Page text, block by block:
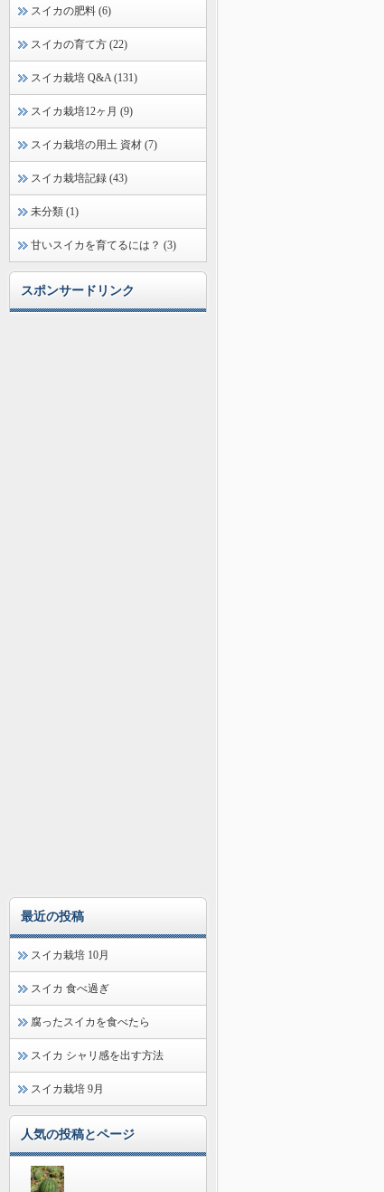
スイカの肥料 (6)
スイカの育て方 (22)
スイカ栽培 Q&A (131)
スイカ栽培12ヶ月 (9)
スイカ栽培の用土 資材 (7)
スイカ栽培記録 (43)
未分類 (1)
甘いスイカを育てるには？ (3)
スポンサードリンク
最近の投稿
スイカ栽培 10月
スイカ 食べ過ぎ
腐ったスイカを食べたら
スイカ シャリ感を出す方法
スイカ栽培 9月
人気の投稿とページ